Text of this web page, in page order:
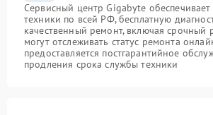
Сервисный центр Gigabyte обеспечивает
техники по всей РФ, бесплатную
качественный ремонт, включая срочный
могут отслеживать статус ремонта
предоставляется постгарантийное
продления срока службы техники